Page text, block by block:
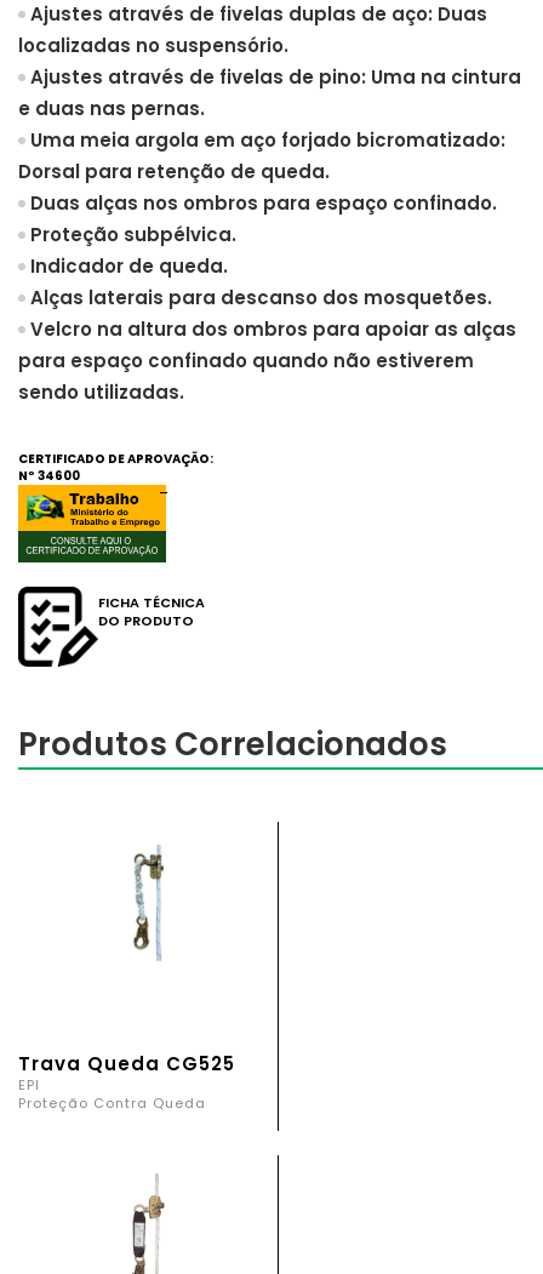
Ajustes através de fivelas duplas de aço: Duas
localizadas no suspensório.
Ajustes através de fivelas de pino: Uma na cintura
e duas nas pernas.
Uma meia argola em aço forjado bicromatizado:
Dorsal para retenção de queda.
Duas alças nos ombros para espaço confinado.
Proteção subpélvica.
Indicador de queda.
Alças laterais para descanso dos mosquetões.
Velcro na altura dos ombros para apoiar as alças
para espaço confinado quando não estiverem
sendo utilizadas.
CERTIFICADO DE APROVAÇÃO:
Nº 34600
FICHA TÉCNICA
DO PRODUTO
Produtos Correlacionados
Trava Queda CG525
EPI
Proteção Contra Queda